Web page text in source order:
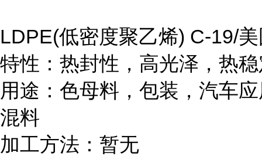
LDPE(低密度聚乙烯) C-19/
特性：热封性，高光泽，热
用途：色母料，包装，汽车
混料
加工方法：暂无